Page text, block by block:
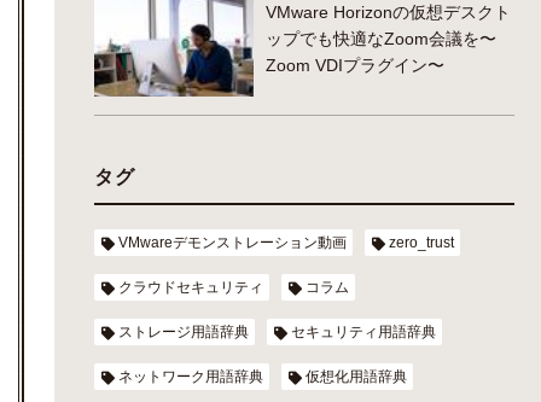
VMware Horizonの仮想デスクト
ップでも快適なZoom会議を〜
Zoom VDIプラグイン〜
タグ
VMwareデモンストレーション動画 zero_trust
クラウドセキュリティ コラム
ストレージ用語辞典 セキュリティ用語辞典
ネットワーク用語辞典 仮想化用語辞典